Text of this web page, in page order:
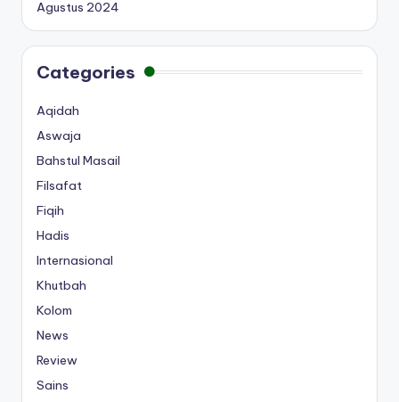
Agustus 2024
Categories
Aqidah
Aswaja
Bahstul Masail
Filsafat
Fiqih
Hadis
Internasional
Khutbah
Kolom
News
Review
Sains